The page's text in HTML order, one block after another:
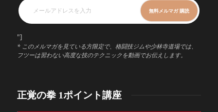
"]
* このメルマガを見ている方限定で、格闘技ジムや少林寺道場では、
フツーは習わない高度な技のテクニックを動画でお伝えします。
正覚の拳 1ポイント講座